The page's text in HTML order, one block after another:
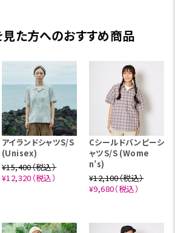
た方へのおすすめ商品
アイランドシャツS/S
(Unisex)
¥15,400（税込）
¥12,320（税込）
Cシールドバンピーシ
ャツS/S (Wome
n’s)
¥12,100（税込）
¥9,680（税込）